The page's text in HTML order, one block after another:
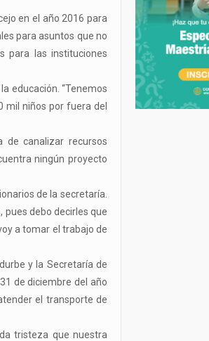
en el año 2016 para
para asuntos que no
para las instituciones
educación. “Tenemos
mil niños por fuera del
de canalizar recursos
ningún proyecto
de la secretaría.
pues debo decirles que
a tomar el trabajo de
y la Secretaría de
de diciembre del año
el transporte de
tristeza que nuestra